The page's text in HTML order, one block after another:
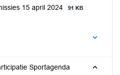
15 april 2024
91 KB
Sportagenda